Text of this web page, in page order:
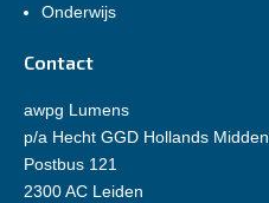
Onderwijs
Contact
awpg Lumens
p/a Hecht GGD Hollands Midden
Postbus 121
2300 AC Leiden